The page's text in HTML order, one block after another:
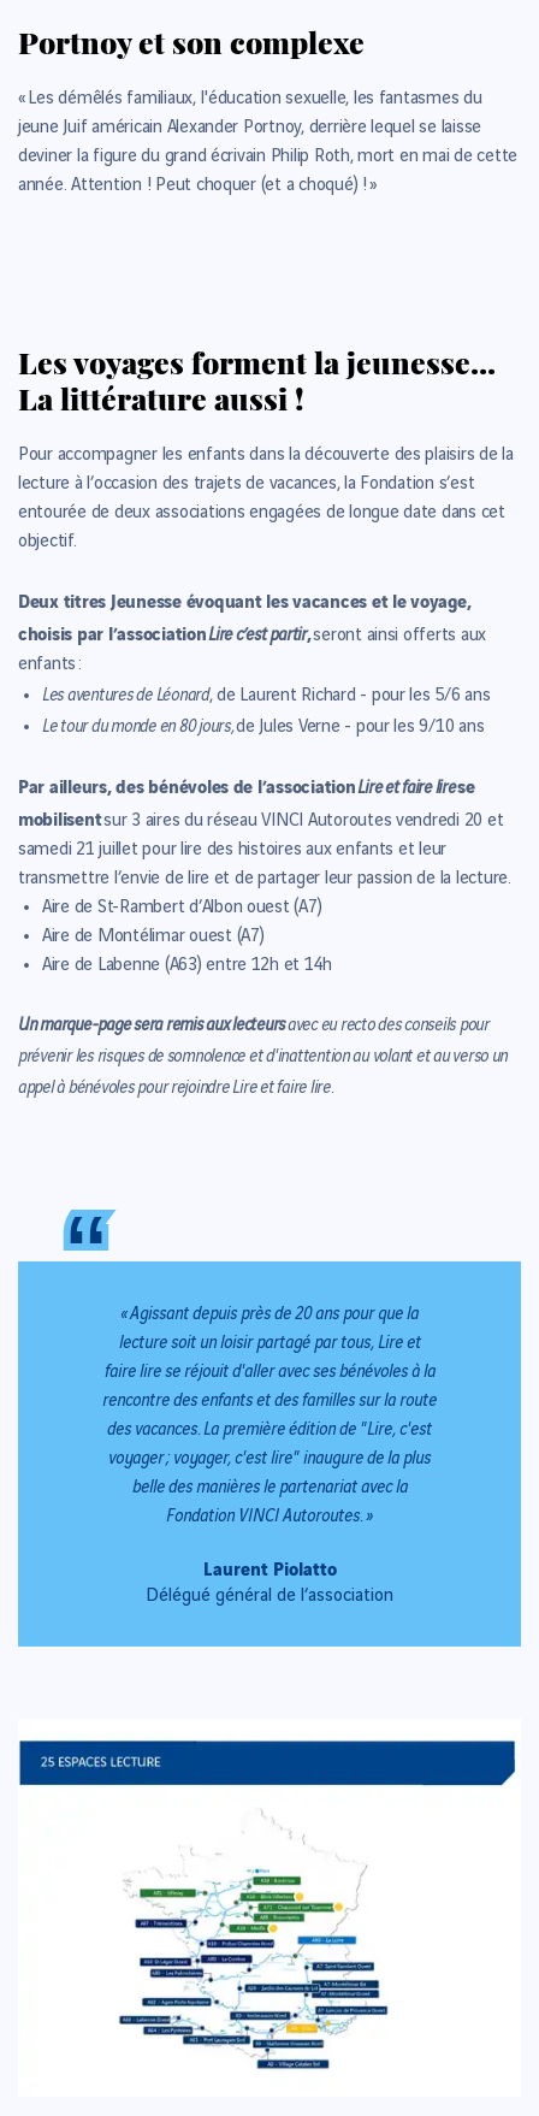
Portnoy et son complexe
« Les démêlés familiaux, l'éducation sexuelle, les fantasmes du
jeune Juif américain Alexander Portnoy, derrière lequel se laisse
deviner la figure du grand écrivain Philip Roth, mort en mai de cette
année. Attention ! Peut choquer (et a choqué) ! »
Les voyages forment la jeunesse…
La littérature aussi !
Pour accompagner les enfants dans la découverte des plaisirs de la
lecture à l’occasion des trajets de vacances, la Fondation s’est
entourée de deux associations engagées de longue date dans cet
objectif.
Deux titres Jeunesse évoquant les vacances et le voyage,
choisis par l’associationLire c’est partir,seront ainsi offerts aux
enfants :
Les aventures de Léonard, de Laurent Richard - pour les 5/6 ans
Le tour du monde en 80 jours,de Jules Verne - pour les 9/10 ans
Par ailleurs, des bénévoles de l’associationLire et faire lirese
mobilisentsur 3 aires du réseau VINCI Autoroutes vendredi 20 et
samedi 21 juillet pour lire des histoires aux enfants et leur
transmettre l’envie de lire et de partager leur passion de la lecture.
Aire de St-Rambert d’Albon ouest (A7)
Aire de Montélimar ouest (A7)
Aire de Labenne (A63) entre 12h et 14h
Un marque-page sera remis aux lecteursavec eu recto des conseils pour
prévenir les risques de somnolence et d'inattention au volant et au verso un
appel à bénévoles pour rejoindre Lire et faire lire.
“
“
« Agissant depuis près de 20 ans pour que la
lecture soit un loisir partagé par tous, Lire et
faire lire se réjouit d'aller avec ses bénévoles à la
rencontre des enfants et des familles sur la route
des vacances. La première édition de "Lire, c'est
voyager ; voyager, c'est lire" inaugure de la plus
belle des manières le partenariat avec la
Fondation VINCI Autoroutes. »
Laurent Piolatto
Délégué général de l’association